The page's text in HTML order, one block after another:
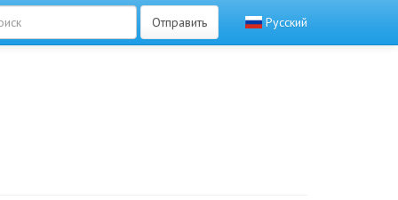
Русский
Отправить